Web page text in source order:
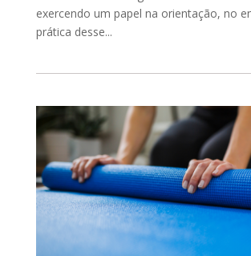
exercendo um papel na orientação, no
prática desse...